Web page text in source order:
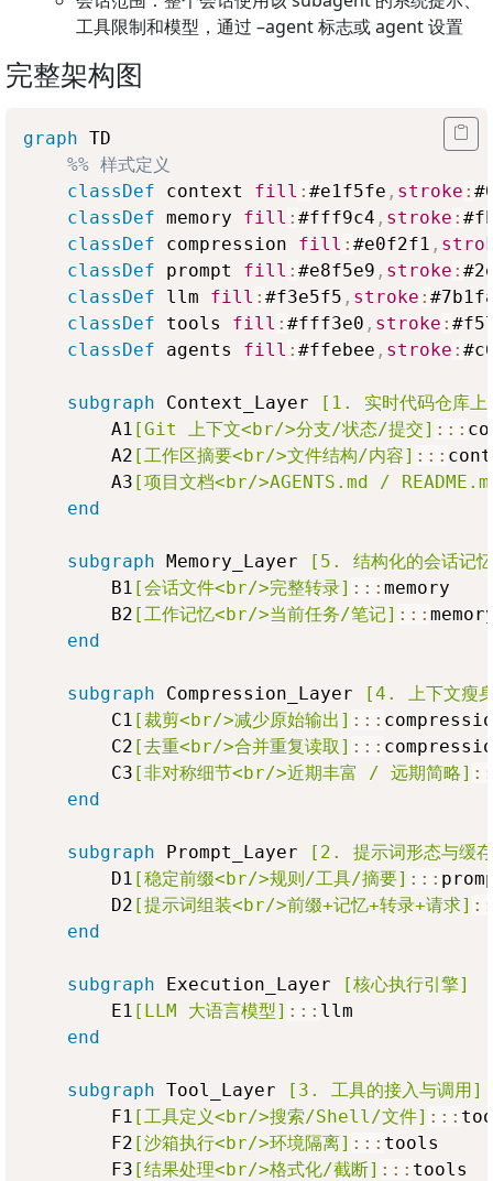
工具限制和模型，通过 –agent 标志或 agent 设置
完整架构图
graph TD
%% 样式定义
classDef context fill : #e1f5fe , stroke :
classDef memory fill : #fff9c4 , stroke :
classDef compression fill : #e0f2f1 ,
classDef prompt fill : #e8f5e9 , stroke :
classDef llm fill : #f3e5f5 , stroke :
classDef tools fill : #fff3e0 , stroke :
classDef agents fill : #ffebee , stroke :
subgraph Context_Layer
[1. 实时代码仓库
        A1
[Git 上下文<br/>分支/状态/提交] :::
        A2
[工作区摘要<br/>文件结构/内容] :::
        A3
[项目文档<br/>AGENTS.md /
end
subgraph Memory_Layer
[5. 结构化的会话记
        B1
[会话文件<br/>完整转录] ::: memory
        B2
[工作记忆<br/>当前任务/笔记] :::
end
subgraph Compression_Layer
[4. 上下文瘦
        C1
[裁剪<br/>减少原始输出] :::
        C2
[去重<br/>合并重复读取] :::
        C3
[非对称细节<br/>近期丰富 / 远期简略]
end
subgraph Prompt_Layer
[2. 提示词形态与缓
        D1
[稳定前缀<br/>规则/工具/摘要] :::
        D2
[提示词组装<br/>前缀+记忆+转录+请求]
end
subgraph Execution_Layer
[核心执行引擎]
        E1
[LLM 大语言模型] ::: llm
end
subgraph Tool_Layer
[3. 工具的接入与调用]
        F1
[工具定义<br/>搜索/Shell/文件] :::
        F2
[沙箱执行<br/>环境隔离] ::: tools
        F3
[结果处理<br/>格式化/截断] ::: tools